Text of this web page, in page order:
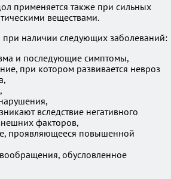
применяется также при сильных
веществами.
при наличии следующих заболеваний:
и последующие симптомы,
при котором развивается невроз
вследствие негативного
факторов,
проявляющееся повышенной
обусловленное